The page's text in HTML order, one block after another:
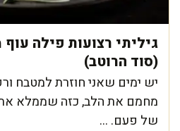
(סוד הרוטב)
יש ימים שאני חוזרת למטבח
מחמם את הלב, כזה שממלא
של פעם. ...